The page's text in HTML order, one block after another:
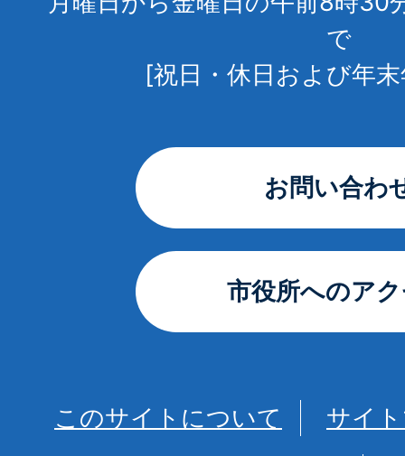
で
[祝日・休日および年
お問い合わ
市役所へのア
このサイトについて
サイ